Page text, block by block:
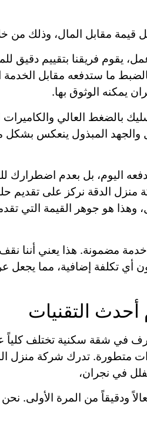
قيمة مقابل المال، وذلك من
يقوم فريقنا بتقييم دقيق
ما ستدفعه مقابل الخدمة
يمكنه الوثوق بها.
بالضغط العالي
والجهد المبذول ينعكس
اليوم، بل بعدم اضطرارك
الدقة نركز على تقديم
وهذا هو جوهر القيمة التي
مضمونة. هذا يعني أننا
أي تكلفة إضافية، مما
التقنيات
في شقة سكنية تختلف كلياً
متطورة. تدرك شركة منزل
في نجران،
ودقيقاً من المرة الأولى.